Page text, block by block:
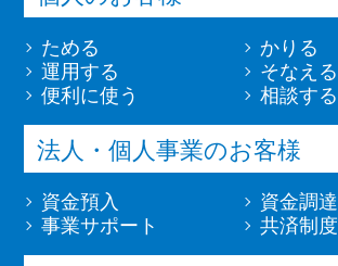
ためる
かりる
運用する
そなえる
便利に使う
相談する
法人・個人事業のお客様
資金預入
資金調達
事業サポート
共済制度